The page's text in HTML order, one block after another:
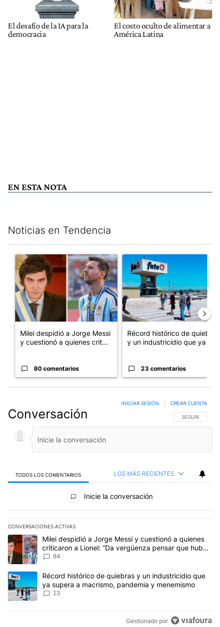
El desafío de la IA para la
democracia
El costo oculto de alimentar a
América Latina
EN ESTA NOTA
Noticias en Tendencia
Un artículo de tendencia con el título "Milei despidió a Jorge
Milei despidió a Jorge Messi
y cuestionó a quienes crit...
80 comentarios
Un artículo de tendencia
Récord histórico de quiebras
y un industricidio que ya ...
23 comentarios
Conversación SIGA ESTA
SEGUIR
INICIAR SESIÓN CREAR CUENTA
TODOS LOS COMENTARIOS LOS MÁS RECIENTES
Todos los comentarios
Inicie la conversación
CONVERSACIONES ACTIVAS
Este listado muestra los artículos con más comentarios en los
Un artículo de tendencia con el título "Milei despidió a Jorge
Milei despidió a Jorge Messi y cuestionó a quienes
criticaron a Lionel: “Da vergüenza pensar que hubo
anti-Messi”
84
Un artículo de tendencia con el título "Récord histórico de
Récord histórico de quiebras y un industricidio que
ya supera a macrismo, pandemia y menemismo
23
Gestionado por